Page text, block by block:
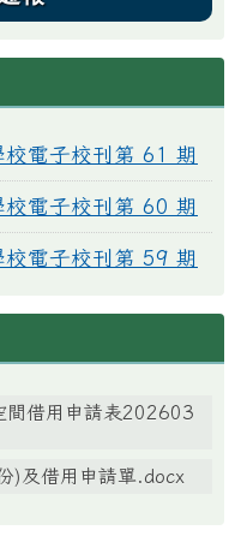
電子校刊第 61 期
電子校刊第 60 期
電子校刊第 59 期
間借用申請表202603
)及借用申請單.docx